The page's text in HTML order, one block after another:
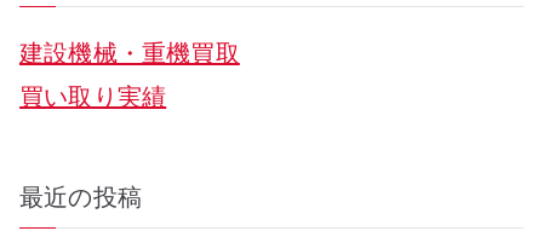
r
建設機械・重機買取
買い取り実績
最近の投稿